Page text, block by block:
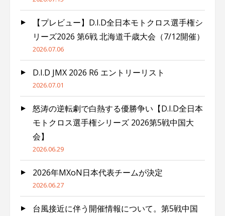
【プレビュー】D.I.D全日本モトクロス選手権シ
リーズ2026 第6戦 北海道千歳大会（7/12開催）
2026.07.06
D.I.D JMX 2026 R6 エントリーリスト
2026.07.01
怒涛の逆転劇で白熱する優勝争い【D.I.D全日本
モトクロス選手権シリーズ 2026第5戦中国大
会】
2026.06.29
2026年MXoN日本代表チームが決定
2026.06.27
台風接近に伴う開催情報について。第5戦中国